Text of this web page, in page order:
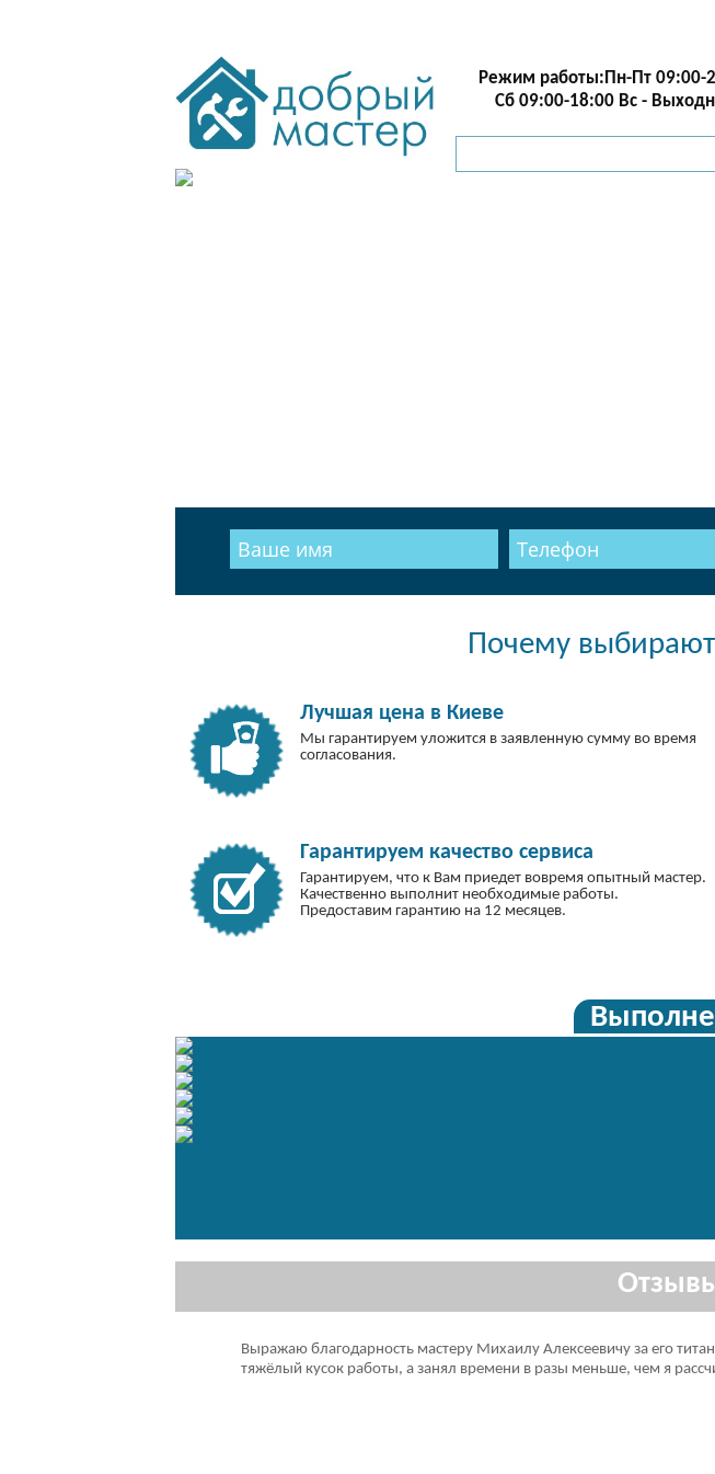
Режим работы:Пн-Пт 09:00-
Сб 09:00-18:00 Вс -
Почему
Лучшая цена в Киеве
Мы гарантируем уложится в заявленную сумму во время
согласования.
Гарантируем качество сервиса
Гарантируем, что к Вам приедет вовремя опытный мастер.
Качественно выполнит необходимые работы.
Предоставим гарантию на 12 месяцев.
Выражаю благодарность мастеру Михаилу Алексеевичу за его
тяжёлый кусок работы, а занял времени в разы меньше, чем я